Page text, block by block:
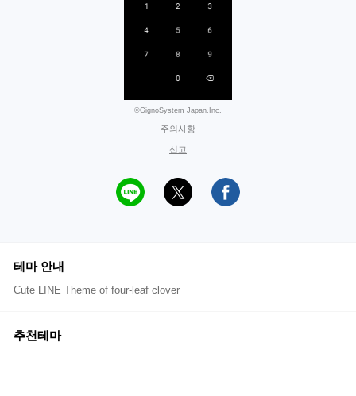
©GignoSystem Japan,Inc.
주의사항
신고
테마 안내
Cute LINE Theme of four-leaf clover
추천테마